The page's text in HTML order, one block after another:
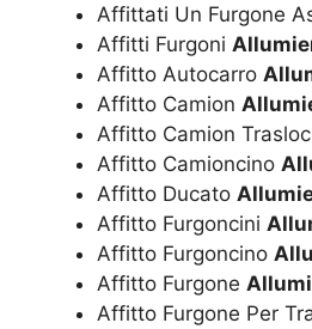
Affittati Un Furgone
Affitti Furgoni
Affitto Autocarro
Affitto Camion
Affitto Camion
Affitto Camioncino
Affitto Ducato
Affitto Furgoncini
Affitto Furgoncino
Affitto Furgone
Affitto Furgone Per